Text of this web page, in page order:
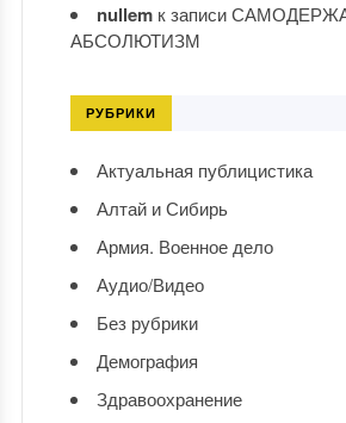
nullemк записи
АБСОЛЮТИЗМ
РУБРИКИ
Актуальная публицистика
Алтай и Сибирь
Армия. Военное дело
Аудио/Видео
Без рубрики
Демография
Здравоохранение